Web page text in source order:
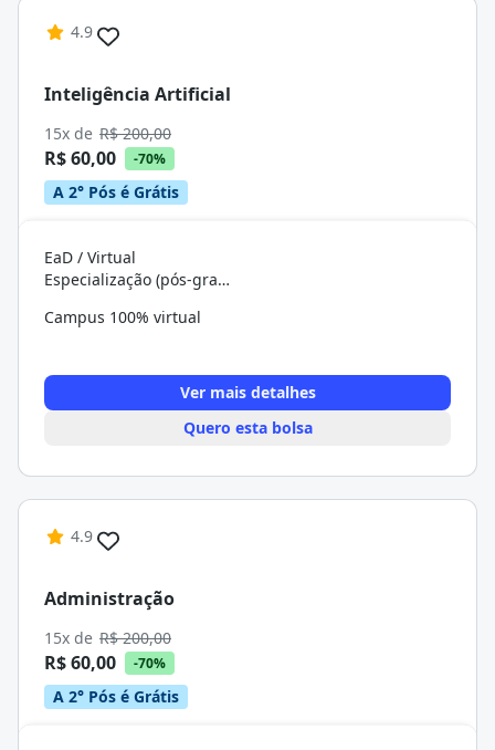
4.9
Inteligência Artificial
15x de R$ 200,00
R$ 60,00 -70%
A 2° Pós é Grátis
EaD / Virtual
Especialização (pós-graduação)
Campus 100% virtual
Ver mais detalhes
Quero esta bolsa
4.9
Administração
15x de R$ 200,00
R$ 60,00 -70%
A 2° Pós é Grátis